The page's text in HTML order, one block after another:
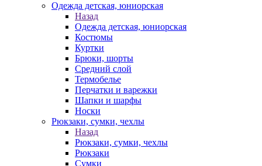
Одежда детская, юниорская
Назад
Одежда детская, юниорская
Костюмы
Куртки
Брюки, шорты
Средний слой
Термобелье
Перчатки и варежки
Шапки и шарфы
Носки
Рюкзаки, сумки, чехлы
Назад
Рюкзаки, сумки, чехлы
Рюкзаки
Сумки